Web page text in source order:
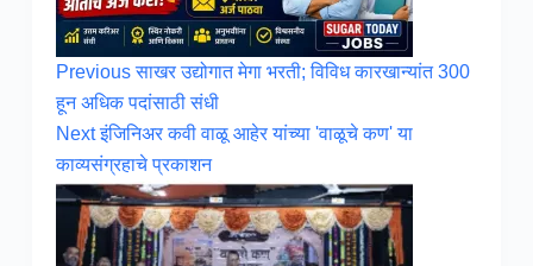
Previousसाखर उद्योगात मेगा भरती; विविध कारखान्यांत 300
हून अधिक पदांसाठी संधी
Nextइंजिनिअर कवी वाळू आहेर यांच्या 'वाळूचे कण' या
काव्यसंग्रहाचे प्रकाशन